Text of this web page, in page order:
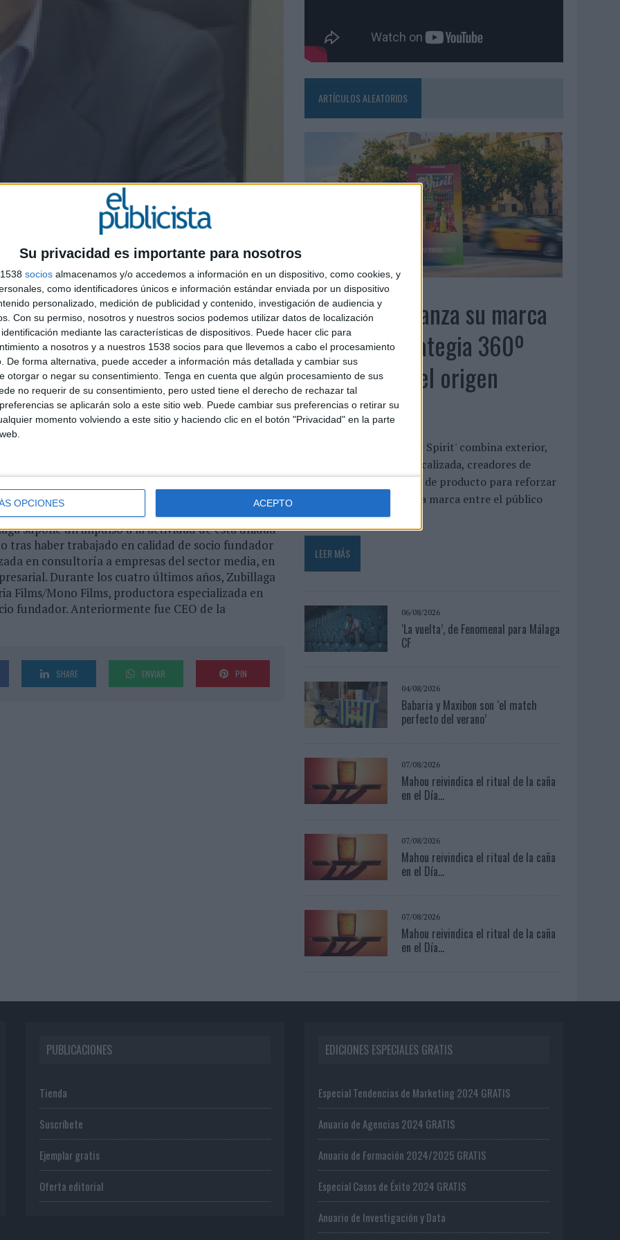
Su privacidad es importante para nosotros
socios almacenamos y/o accedemos a información en un dispositivo, como cookies, y
como identificadores únicos e información estándar enviada por un dispositivo
personalizado, medición de publicidad y contenido, investigación de audiencia y
Con su permiso, nosotros y nuestros socios podemos utilizar datos de localización
mediante las características de dispositivos. Puede hacer clic para
a nosotros y a nuestros 1538 socios para que llevemos a cabo el procesamiento
De forma alternativa, puede acceder a información más detallada y cambiar sus
otorgar o negar su consentimiento. Tenga en cuenta que algún procesamiento de sus
no requerir de su consentimiento, pero usted tiene el derecho de rechazar tal
se aplicarán solo a este sitio web. Puede cambiar sus preferencias o retirar su
momento volviendo a este sitio y haciendo clic en el botón "Privacidad" en la parte
OPCIONES ACEPTO
a las necesidades de innovación en
Menéndez de Zubillaga. El nuevo director de B6
general de innovación y estrategia de Havas
supone un impulso a la actividad de esta unidad
tras haber trabajado en calidad de socio fundador
en consultoría a empresas del sector media, en
Durante los cuatro últimos años, Zubillaga
Films/Mono Films, productora especializada en
fundador. Anteriormente fue CEO de la
SHARE ENVIAR PIN
ARTÍCULOS ALEATORIOS
07/08/2026
MG Spirit relanza su marca
con una estrategia 360º
centrada en el origen
barcelonés
La campaña 'Show Your Spirit' combina exterior,
publicidad digital geolocalizada, creadores de
contenido e innovación de producto para reforzar
el posicionamiento de la marca entre el público
joven ...
LEER MÁS
06/08/2026
‘La vuelta’, de Fenomenal para Málaga
CF
04/08/2026
Babaria y Maxibon son ‘el match
perfecto del verano’
07/08/2026
Mahou reivindica el ritual de la caña
en el Día...
07/08/2026
Mahou reivindica el ritual de la caña
en el Día...
07/08/2026
Mahou reivindica el ritual de la caña
en el Día...
PUBLICACIONES
Tienda
Suscríbete
Ejemplar gratis
Oferta editorial
EDICIONES ESPECIALES GRATIS
Especial Tendencias de Marketing 2024 GRATIS
Anuario de Agencias 2024 GRATIS
Anuario de Formación 2024/2025 GRATIS
Especial Casos de Éxito 2024 GRATIS
Anuario de Investigación y Data